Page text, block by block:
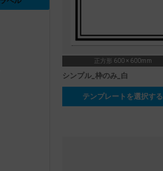
正方形 600 × 600mm
シンプル_枠のみ_白
テンプレートを選択する